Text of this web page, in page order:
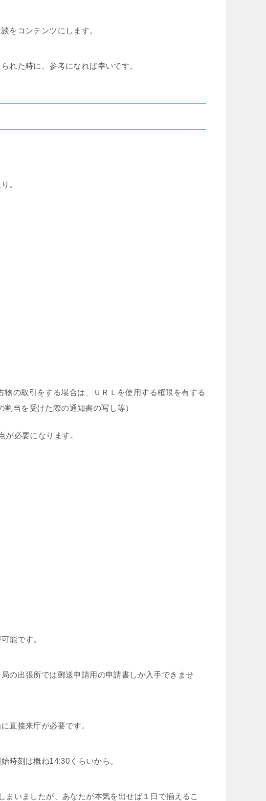
をコンテンツにします。
れた時に、参考になれば幸いです。
。
の取引をする場合は、ＵＲＬを使用する権限を有する
当を受けた際の通知書の写し等）
が必要になります。
能です。
の出張所では郵送申請用の申請書しか入手できませ
直接来庁が必要です。
時刻は概ね14:30くらいから。
いましたが、あなたが本気を出せば１日で揃えるこ